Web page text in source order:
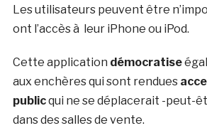
Les utilisateurs peuvent être
ont l’accès à leur iPhone ou iPod.
Cette application démocratise
aux enchères qui sont rendues
publicqui ne se déplacerait -peut-
dans des salles de vente.